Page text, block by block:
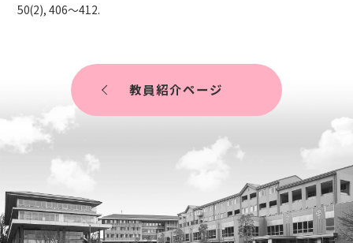
50(2), 406～412.
教員紹介ページ